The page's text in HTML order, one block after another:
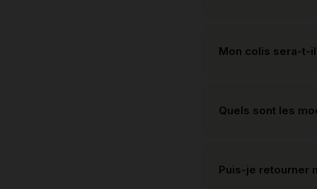
Mon colis sera-t-
Quels sont les
Puis-je retourner